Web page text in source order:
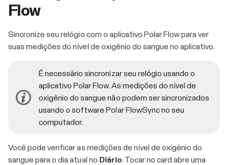
Flow
Sincronize seu relógio com o aplicativo Polar Flow para ver
suas medições do nível de oxigênio do sangue no aplicativo.
É necessário sincronizar seu relógio usando o
aplicativo Polar Flow. As medições do nível de
oxigênio do sangue não podem ser sincronizados
usando o software Polar FlowSync no seu
computador.
Você pode verificar as medições de nível de oxigênio do
sangue para o dia atual no Diário. Tocar no card abre uma